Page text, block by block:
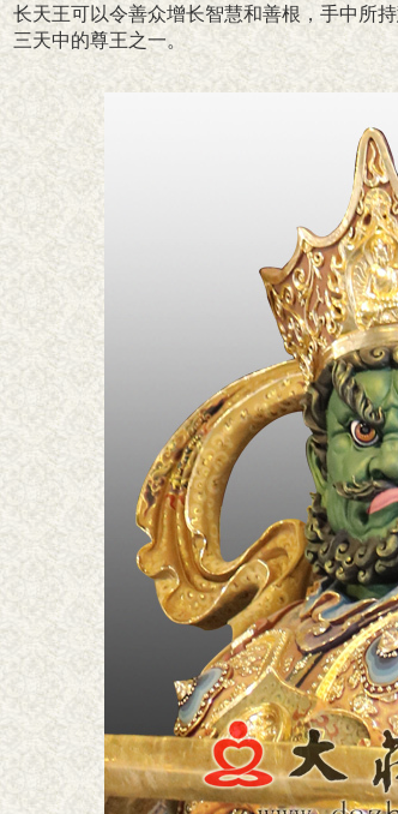
长天王可以令善众增长智慧和善根，手中所
三天中的尊王之一。